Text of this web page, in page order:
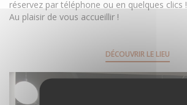
réservez par téléphone ou en quelques clics !
Au plaisir de vous accueillir !
DÉCOUVRIR LE LIEU